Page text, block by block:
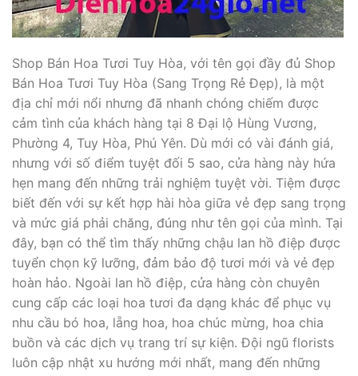
Shop Bán Hoa Tươi Tuy Hòa, với tên gọi đầy đủ Shop
Bán Hoa Tươi Tuy Hòa (Sang Trọng Rẻ Đẹp), là một
địa chỉ mới nổi nhưng đã nhanh chóng chiếm được
cảm tình của khách hàng tại 8 Đại lộ Hùng Vương,
Phường 4, Tuy Hòa, Phú Yên. Dù mới có vài đánh giá,
nhưng với số điểm tuyệt đối 5 sao, cửa hàng này hứa
hẹn mang đến những trải nghiệm tuyệt vời. Tiệm được
biết đến với sự kết hợp hài hòa giữa vẻ đẹp sang trọng
và mức giá phải chăng, đúng như tên gọi của mình. Tại
đây, bạn có thể tìm thấy những chậu lan hồ điệp được
tuyển chọn kỹ lưỡng, đảm bảo độ tươi mới và vẻ đẹp
hoàn hảo. Ngoài lan hồ điệp, cửa hàng còn chuyên
cung cấp các loại hoa tươi đa dạng khác để phục vụ
nhu cầu bó hoa, lẵng hoa, hoa chúc mừng, hoa chia
buồn và các dịch vụ trang trí sự kiện. Đội ngũ florists
luôn cập nhật xu hướng mới nhất, mang đến những